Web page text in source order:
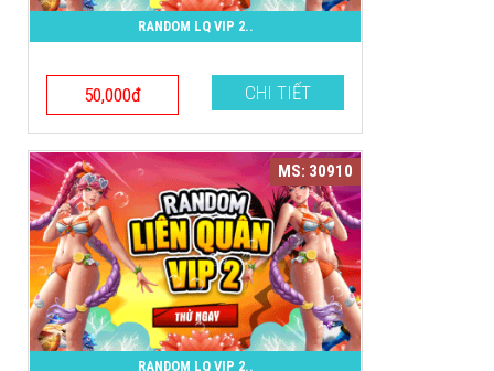
RANDOM LQ VIP 2..
50,000đ CHI TIẾT
MS: 30910
RANDOM LQ VIP 2..